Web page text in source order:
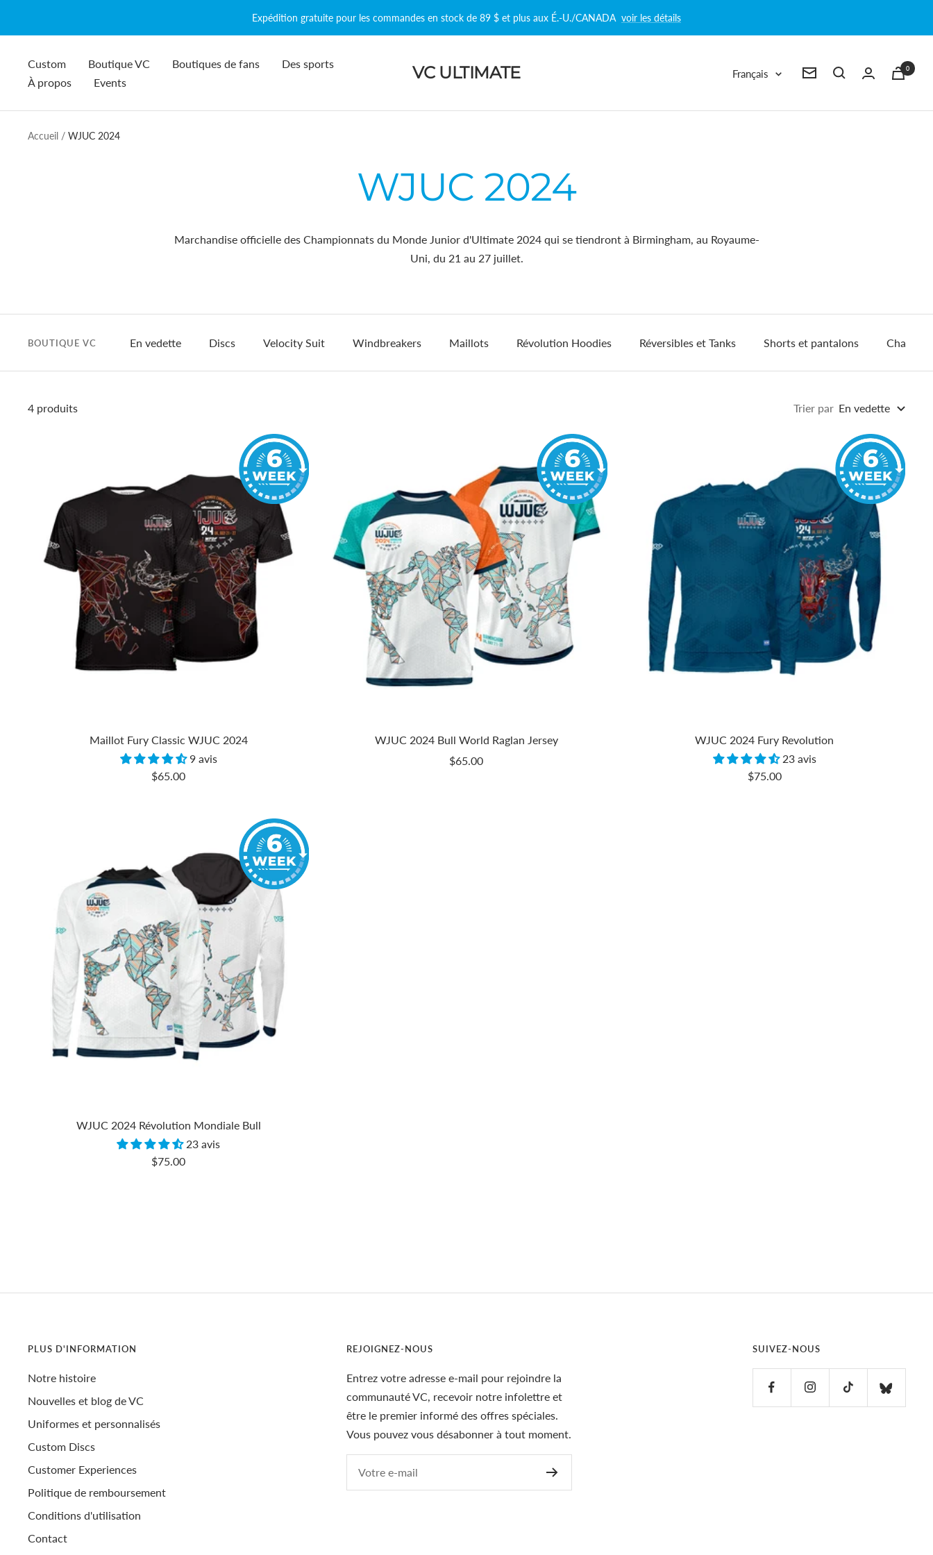
Expédition gratuite pour les commandes en stock de 89 $ et plus aux É.-U./CANADA voir les détails
Custom Boutique VC Boutiques de fans
Des sports
À propos
Events VC ULTIMATE Langue
Français Newsletter
0
Accueil WJUC 2024
WJUC 2024
Marchandise officielle des Championnats du Monde Junior d'Ultimate 2024 qui se tiendront à Birmingham, au Royaume-
Uni, du 21 au 27 juillet.
BOUTIQUE VC En vedette Discs Velocity Suit Windbreakers Maillots Révolution Hoodies Réversibles et Tanks Shorts et pantalons
4 produits Trier par En vedette
Maillot Fury Classic WJUC 2024
9 avis
Prix
$65.00
WJUC 2024 Bull World Raglan Jersey
Prix
$65.00
WJUC 2024 Fury Revolution
23 avis
Prix
$75.00
WJUC 2024 Révolution Mondiale Bull
23 avis
Prix
$75.00
PLUS D'INFORMATION
Notre histoire
Nouvelles et blog de VC
Uniformes et personnalisés
Custom Discs
Customer Experiences
Politique de remboursement
Conditions d'utilisation
Contact
REJOIGNEZ-NOUS
Entrez votre adresse e-mail pour rejoindre la
communauté VC, recevoir notre infolettre et
être le premier informé des offres spéciales.
Vous pouvez vous désabonner à tout moment.
Votre e-mail
SUIVEZ-NOUS